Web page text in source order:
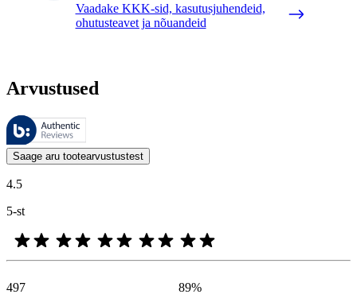
Vaadake KKK-sid, kasutusjuhendeid,
ohutusteavet ja nõuandeid
Arvustused
Neid arvustusi haldab Bazaarvoice ja need vastavad Bazaarvoice’i
Kliendi arvamused toodete ja tärnihinnangute kujul on kasulikud
Saage aru tootearvustustest
4.5
5-st
497
89%